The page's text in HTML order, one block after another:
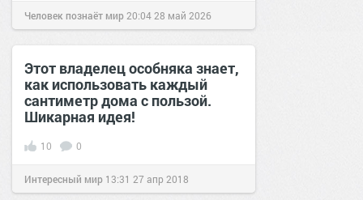
Человек познаёт мир 20:04 28 май 2026
Этот владелец особняка знает,
как использовать каждый
сантиметр дома с пользой.
Шикарная идея!
10 0
Интересный мир 13:31 27 апр 2018